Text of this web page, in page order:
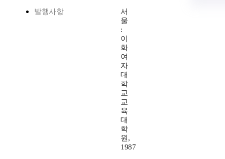
발행사항
서
울
:
이
화
여
자
대
학
교
교
육
대
학
원,
1987